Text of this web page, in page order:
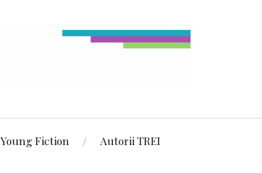
Young Fiction Autorii TREI